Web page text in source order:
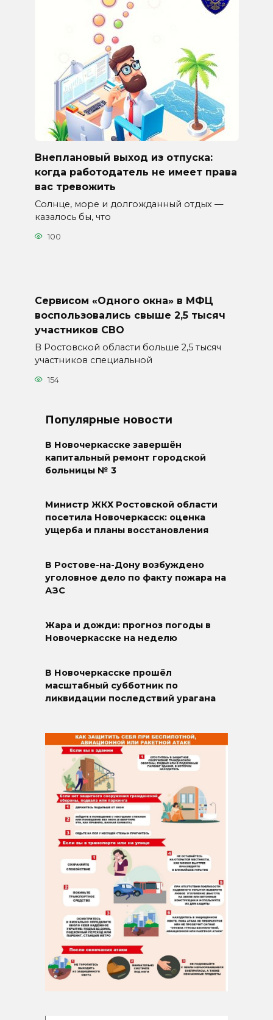
Внеплановый выход из отпуска:
когда работодатель не имеет права
вас тревожить
Солнце, море и долгожданный отдых —
казалось бы, что
100
Сервисом «Одного окна» в МФЦ
воспользовались свыше 2,5 тысяч
участников СВО
В Ростовской области больше 2,5 тысяч
участников специальной
154
Популярные новости
В Новочеркасске завершён
капитальный ремонт городской
больницы № 3
Министр ЖКХ Ростовской области
посетила Новочеркасск: оценка
ущерба и планы восстановления
В Ростове-на-Дону возбуждено
уголовное дело по факту пожара на
АЗС
Жара и дожди: прогноз погоды в
Новочеркасске на неделю
В Новочеркасске прошёл
масштабный субботник по
ликвидации последствий урагана